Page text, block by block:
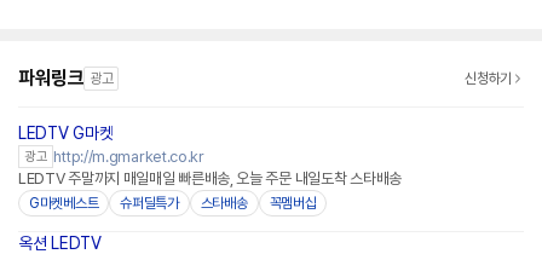
파워링크 광고 신청하기
LEDTV G마켓
광고 http://m.gmarket.co.kr
LEDTV 주말까지 매일매일 빠른배송, 오늘 주문 내일도착 스타배송
G마켓베스트 슈퍼딜특가 스타배송 꼭멤버십
옥션 LEDTV